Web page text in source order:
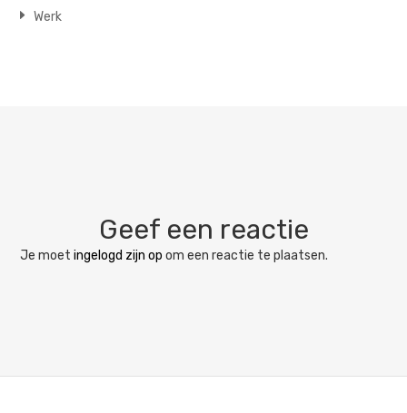
Werk
Geef een reactie
Je moetingelogd zijn op om een reactie te plaatsen.